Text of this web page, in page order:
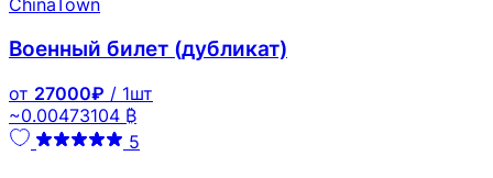
ChinaTown
Военный билет (дубликат)
от 27000₽ / 1шт
~0.00473104 ₿
5